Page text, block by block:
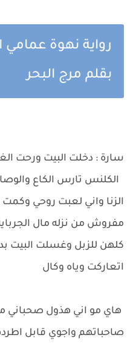
رواية نهوة
بقلم مرج البحر
سارة : دخلت البيت ورحت
الكلنس تارس الكاع
الزنا واني لعبت روحي
مفروش من نزله مال
كلهن للزبل وغسلت البيت
اتعاركت وياه وكال
هاي مو اني هذول صحباني
صاحباتهم واجوي قابل